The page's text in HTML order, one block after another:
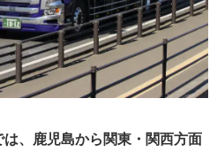
、鹿児島から関東・関西方面